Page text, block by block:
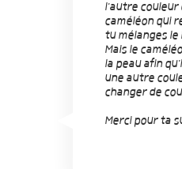
l'autre couleur
caméléon qui
tu mélanges le
Mais le
la peau afin
une autre
changer de
Merci pour ta